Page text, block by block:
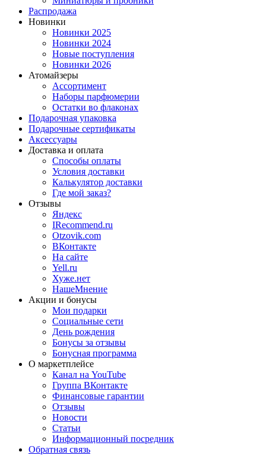
Распродажа
Новинки
Новинки 2025
Новинки 2024
Новые поступления
Новинки 2026
Атомайзеры
Ассортимент
Наборы парфюмерии
Остатки во флаконах
Подарочная упаковка
Подарочные сертификаты
Аксессуары
Доставка и оплата
Способы оплаты
Условия доставки
Калькулятор доставки
Где мой заказ?
Отзывы
Яндекс
IRecommend.ru
Otzovik.com
ВКонтакте
На сайте
Yell.ru
Хуже.нет
НашеМнение
Акции и бонусы
Мои подарки
Социальные сети
День рождения
Бонусы за отзывы
Бонусная программа
О маркетплейсе
Канал на YouTube
Группа ВКонтакте
Финансовые гарантии
Отзывы
Новости
Статьи
Информационный посредник
Обратная связь